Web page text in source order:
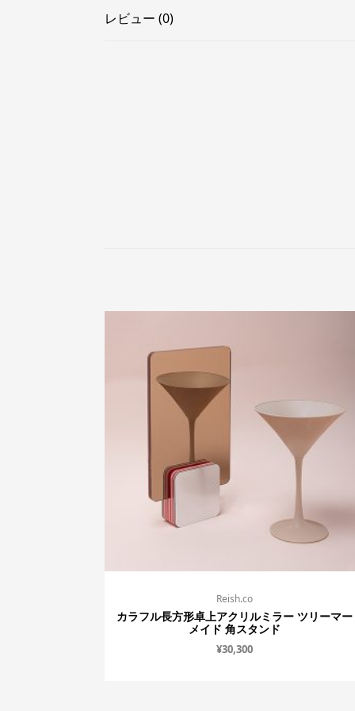
レビュー (0)
Reish.co
カラフル長方形卓上アクリルミラー ツリーマー
メイド 角スタンド
¥30,300